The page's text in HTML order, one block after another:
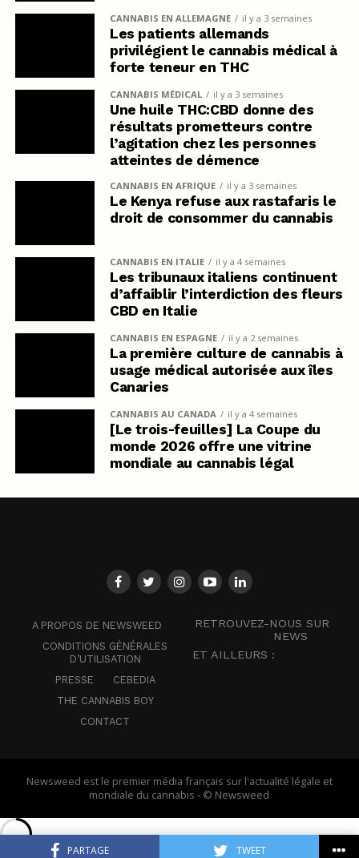
PARTAGE TWEET
CANNABIS EN ALLEMAGNE il y a 3 semaines
Les patients allemands
privilégient le cannabis médical à
forte teneur en THC
CANNABIS MÉDICAL il y a 3 semaines
Une huile THC:CBD donne des
résultats prometteurs contre
l’agitation chez les personnes
atteintes de démence
CANNABIS EN AFRIQUE il y a 3 semaines
Le Kenya refuse aux rastafaris le
droit de consommer du cannabis
CANNABIS EN ITALIE il y a 4 semaines
Les tribunaux italiens continuent
d’affaiblir l’interdiction des fleurs
CBD en Italie
CANNABIS EN ESPAGNE il y a 2 semaines
La première culture de cannabis à
usage médical autorisée aux îles
Canaries
CANNABIS AU CANADA il y a 4 semaines
[Le trois-feuilles] La Coupe du
monde 2026 offre une vitrine
mondiale au cannabis légal
A PROPOS DE NEWSWEED
CONDITIONS GÉNÉRALES
D’UTILISATION
PRESSE
CEBEDIA
THE CANNABIS BOY
CONTACT
RETROUVEZ-NOUS SUR
NEWS
ET AILLEURS :
Newsweed est le premier média français sur l'actualité légale et
mondiale du cannabis - © Newsweed